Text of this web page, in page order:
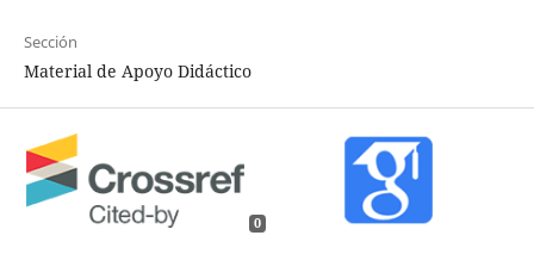
Sección
Material de Apoyo Didáctico
0